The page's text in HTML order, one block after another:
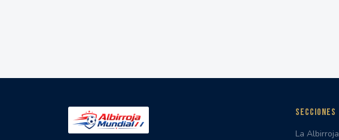
SECCIONES
La Albirroja